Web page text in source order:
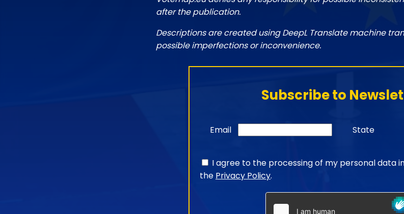
after the publication.
Descriptions are created using DeepL Translate machine
possible imperfections or inconvenience.
Subscribe to
Email State
I agree to the processing of my personal data
the Privacy Policy.